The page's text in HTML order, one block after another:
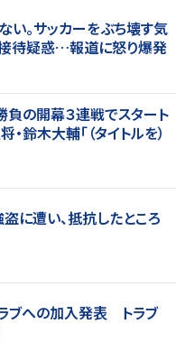
い。サッカーをぶち壊す気
待疑惑…報道に怒り爆発
負の開幕３連戦でスタート
鈴木大輔「（タイトルを）
に遭い、抵抗したところ
ブへの加入発表 トラブ